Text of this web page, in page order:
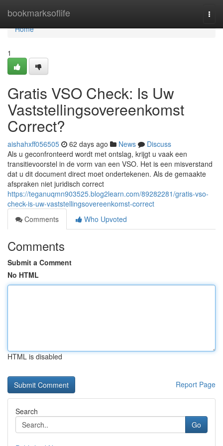
bookmarksoflife
Home
Home
1
Gratis VSO Check: Is Uw
Vaststellingsovereenkomst
Correct?
aishahxff056505 62 days ago News
Discuss
Als u geconfronteerd wordt met ontslag, krijgt u vaak een
transitievoorstel in de vorm van een VSO. Het is een misverstand
dat u dit document direct moet ondertekenen. Als de gemaakte
afspraken niet juridisch correct
https://teganuqmn903525.blog2learn.com/89282281/gratis-vso-
check-is-uw-vaststellingsovereenkomst-correct
Comments
Who Upvoted
Comments
Submit a Comment
No HTML
HTML is disabled
Report Page
Search
Go